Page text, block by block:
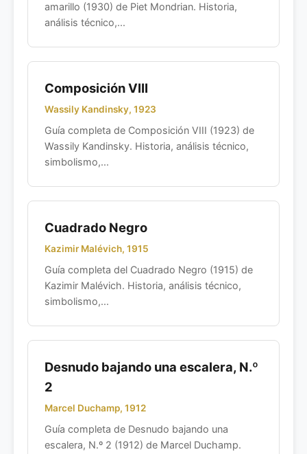
amarillo (1930) de Piet Mondrian. Historia,
análisis técnico,...
Composición VIII
Wassily Kandinsky, 1923
Guía completa de Composición VIII (1923) de
Wassily Kandinsky. Historia, análisis técnico,
simbolismo,...
Cuadrado Negro
Kazimir Malévich, 1915
Guía completa del Cuadrado Negro (1915) de
Kazimir Malévich. Historia, análisis técnico,
simbolismo,...
Desnudo bajando una escalera, N.º
2
Marcel Duchamp, 1912
Guía completa de Desnudo bajando una
escalera, N.º 2 (1912) de Marcel Duchamp.